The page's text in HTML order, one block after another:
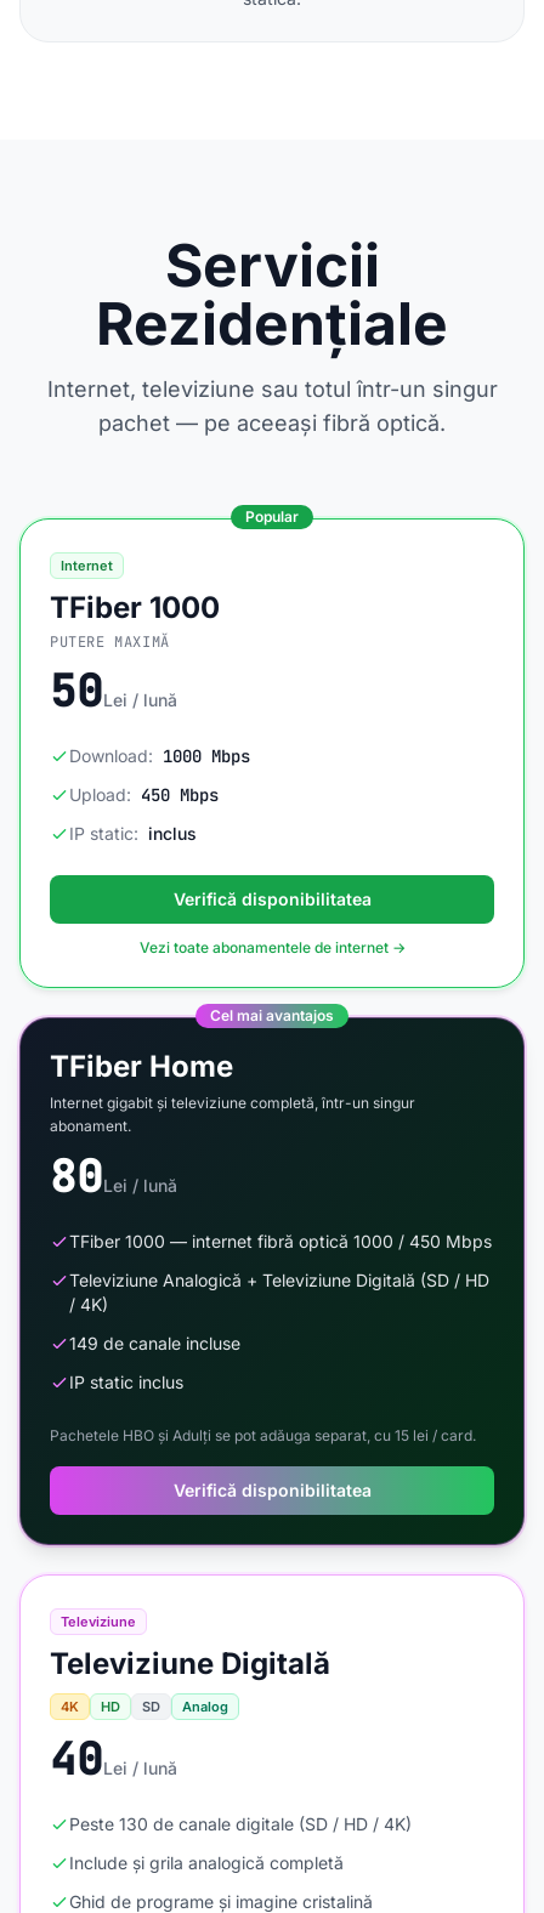
Servicii
Rezidențiale
Internet, televiziune sau totul într-un singur
pachet — pe aceeași fibră optică.
Popular
Internet
TFiber 1000
PUTERE MAXIMĂ
50Lei / lună
Download: 1000 Mbps
Upload: 450 Mbps
IP static: inclus
Verifică disponibilitatea
Vezi toate abonamentele de internet →
Televiziune
Televiziune Digitală
4K HD SD Analog
40Lei / lună
Peste 130 de canale digitale (SD / HD / 4K)
Include și grila analogică completă
Ghid de programe și imagine cristalină
Cel mai avantajos
TFiber Home
Internet gigabit și televiziune completă, într-un singur
abonament.
80Lei / lună
TFiber 1000 — internet fibră optică 1000 / 450 Mbps
Televiziune Analogică + Televiziune Digitală (SD / HD
/ 4K)
149 de canale incluse
IP static inclus
Pachetele HBO și Adulți se pot adăuga separat, cu 15 lei / card.
Verifică disponibilitatea